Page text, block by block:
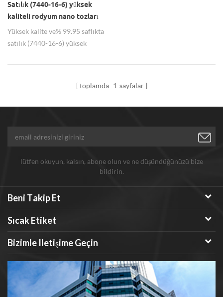
Satılık (7440-16-6) yüksek
kaliteli rodyum nano tozları
Yüksek kalite ve% 99.95 saflıkta
satılık (7440-16-6) yüksek
toplamda 1 sayfalar
lütfen okuyun, kalsın, abone olun ve ne düşündüğünüzü bize
bildirin.
Beni Takip Et
Sıcak Etiket
Bizimle Iletişime Geçin